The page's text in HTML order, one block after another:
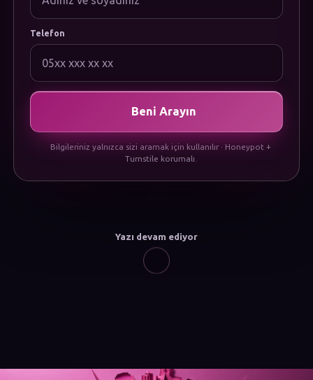
Kullanım Koşulları
Telefon
Beni Arayın
Bilgileriniz yalnızca sizi aramak için kullanılır · Honeypot +
Turnstile korumalı.
Yazı devam ediyor